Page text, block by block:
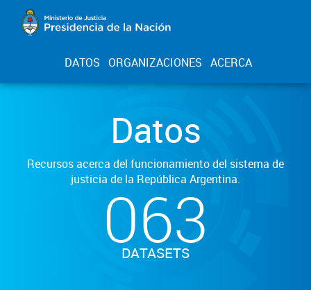
DATOS ORGANIZACIONES ACERCA
Datos
Recursos acerca del funcionamiento del sistema de
justicia de la República Argentina.
063
DATASETS